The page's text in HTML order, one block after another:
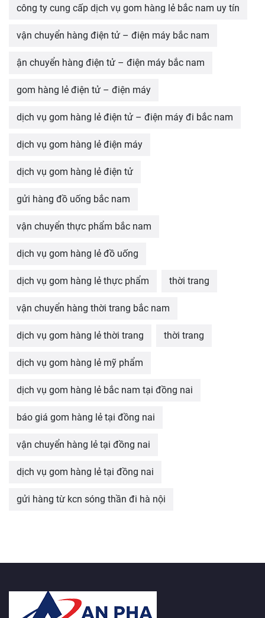
công ty cung cấp dịch vụ gom hàng lẻ bắc nam uy tín
vận chuyển hàng điện tử – điện máy bắc nam
ận chuyển hàng điện tử – điện máy bắc nam
gom hàng lẻ điện tử – điện máy
dịch vụ gom hàng lẻ điện tử – điện máy đi bắc nam
dịch vụ gom hàng lẻ điện máy
dịch vụ gom hàng lẻ điện tử
gửi hàng đồ uống bắc nam
vận chuyển thực phẩm bắc nam
dịch vụ gom hàng lẻ đồ uống
dịch vụ gom hàng lẻ thực phẩm thời trang
vận chuyển hàng thời trang bắc nam
dịch vụ gom hàng lẻ thời trang thời trang
dịch vụ gom hàng lẻ mỹ phẩm
dịch vụ gom hàng lẻ bắc nam tại đồng nai
báo giá gom hàng lẻ tại đồng nai
vận chuyển hàng lẻ tại đồng nai
dịch vụ gom hàng lẻ tại đồng nai
gửi hàng từ kcn sóng thần đi hà nội